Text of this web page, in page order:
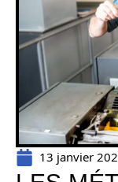
13 janvier